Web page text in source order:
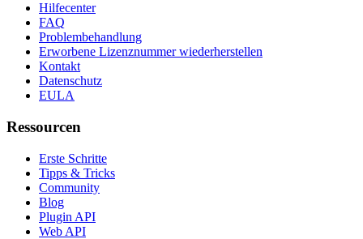
Hilfecenter
FAQ
Problembehandlung
Erworbene Lizenznummer wiederherstellen
Kontakt
Datenschutz
EULA
Ressourcen
Erste Schritte
Tipps & Tricks
Community
Blog
Plugin API
Web API